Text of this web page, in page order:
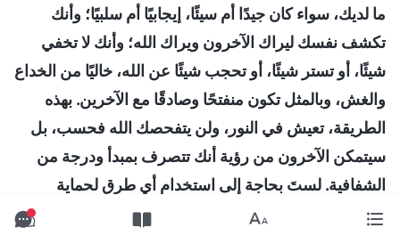
ما لديك، سواء كان جيدًا أم سيئًا، إيجابيًا أم سلبيًا؛ وأنك
تكشف نفسك ليراك الآخرون ويراك الله؛ وأنك لا تخفي
شيئًا، أو تستر شيئًا، أو تحجب شيئًا عن الله، خاليًا من الخداع
والغش، وبالمثل تكون منفتحًا وصادقًا مع الآخرين. بهذه
الطريقة، تعيش في النور، ولن يتفحصك الله فحسب، بل
سيتمكن الآخرون من رؤية أنك تتصرف بمبدأ ودرجة من
الشفافية. لستَ بحاجة إلى استخدام أي طرق لحماية
سمعتك وصورتك ومكانتك، ولا تحتاج إلى التستُّر على